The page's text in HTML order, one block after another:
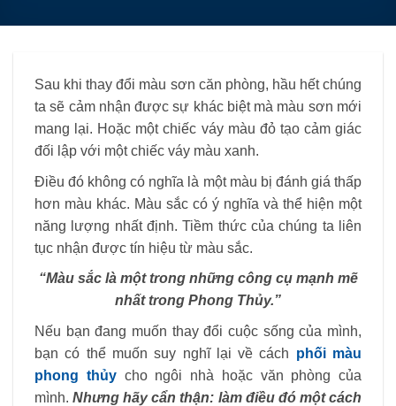
Sau khi thay đổi màu sơn căn phòng, hầu hết chúng
ta sẽ cảm nhận được sự khác biệt mà màu sơn mới
mang lại. Hoặc một chiếc váy màu đỏ tạo cảm giác
đối lập với một chiếc váy màu xanh.
Điều đó không có nghĩa là một màu bị đánh giá thấp
hơn màu khác. Màu sắc có ý nghĩa và thể hiện một
năng lượng nhất định. Tiềm thức của chúng ta liên
tục nhận được tín hiệu từ màu sắc.
“Màu sắc là một trong những công cụ mạnh mẽ
nhất trong Phong Thủy.”
Nếu bạn đang muốn thay đổi cuộc sống của mình,
bạn có thể muốn suy nghĩ lại về cách phối màu
phong thủycho ngôi nhà hoặc văn phòng của
mình.Nhưng hãy cẩn thận: làm điều đó một cách